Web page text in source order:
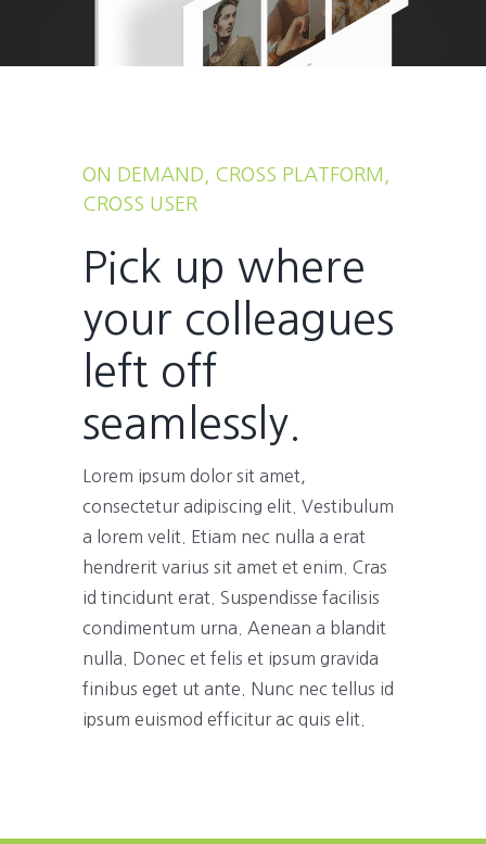
ON DEMAND, CROSS PLATFORM,
CROSS USER
Pick up where
your colleagues
left off
seamlessly.
Lorem ipsum dolor sit amet,
consectetur adipiscing elit. Vestibulum
a lorem velit. Etiam nec nulla a erat
hendrerit varius sit amet et enim. Cras
id tincidunt erat. Suspendisse facilisis
condimentum urna. Aenean a blandit
nulla. Donec et felis et ipsum gravida
finibus eget ut ante. Nunc nec tellus id
ipsum euismod efficitur ac quis elit.